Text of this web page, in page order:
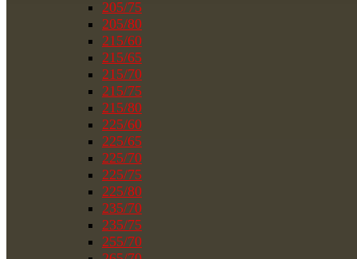
205/75
205/80
215/60
215/65
215/70
215/75
215/80
225/60
225/65
225/70
225/75
225/80
235/70
235/75
255/70